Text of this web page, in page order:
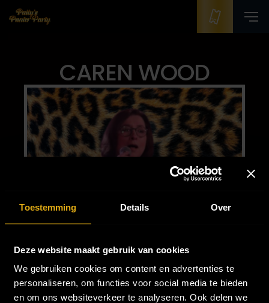
Toestemming Details Over
Deze website maakt gebruik van cookies
We gebruiken cookies om content en advertenties te
personaliseren, om functies voor social media te bieden
en om ons websiteverkeer te analyseren. Ook delen we
CAREN WOOD